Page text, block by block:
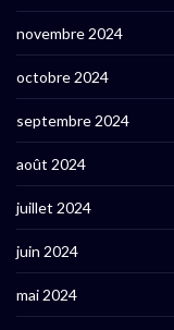
novembre 2024
octobre 2024
septembre 2024
août 2024
juillet 2024
juin 2024
mai 2024